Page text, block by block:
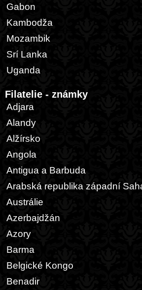
Gabon
Kambodža
Mozambik
Srí Lanka
Uganda
Filatelie - známky
Adjara
Alandy
Alžírsko
Angola
Antigua a Barbuda
Arabská republika západní
Austrálie
Azerbajdžán
Azory
Barma
Belgické Kongo
Benadir